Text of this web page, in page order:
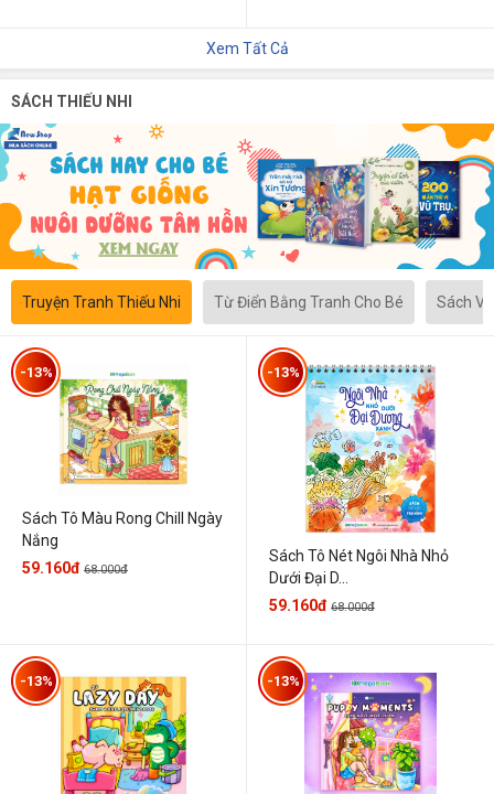
Xem Tất Cả
SÁCH THIẾU NHI
Truyện Tranh Thiếu Nhi Từ Điển Bằng Tranh Cho Bé Sách
Sách Tô Màu Rong Chill Ngày
Nắng
-13%
59.160đ 68.000đ
Sách Tô Nét Ngôi Nhà Nhỏ
Dưới Đại D...
-13%
59.160đ 68.000đ
-13% -13%